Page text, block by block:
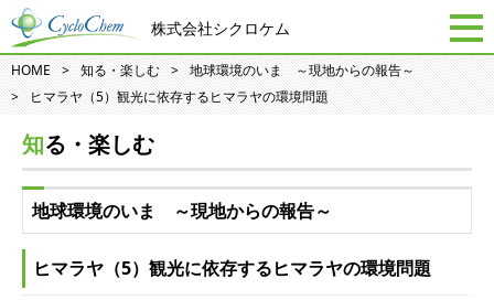
株式会社シクロケム
HOME 知る・楽しむ
地球環境のいま ～現地からの報告～
ヒマラヤ（5）観光に依存するヒマラヤの環境問題
知る・楽しむ
地球環境のいま ～現地からの報告～
ヒマラヤ（5）観光に依存するヒマラヤの環境問題